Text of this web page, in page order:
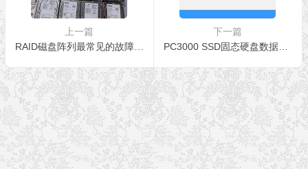
上一篇
RAID磁盘阵列最常见的故障原因和数据丢失情况
下一篇
PC3000 SSD固态硬盘数据恢复